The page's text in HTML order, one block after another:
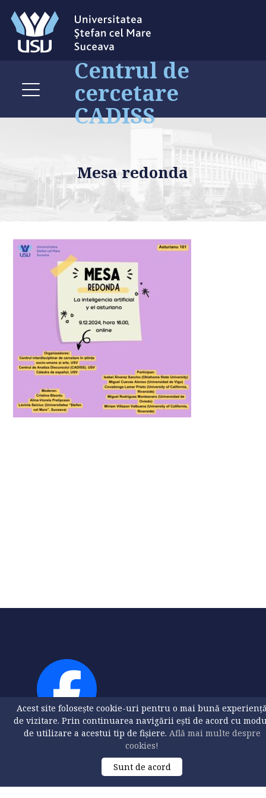
Centrul de
cercetare
CADISS
Mesa redonda
Acest site folosește cookie-uri pentru o mai bună
de vizitare. Prin continuarea navigării ești de acord cu
de utilizare a acestui tip de fișiere. Află mai multe despre
cookies!
Sunt de acord